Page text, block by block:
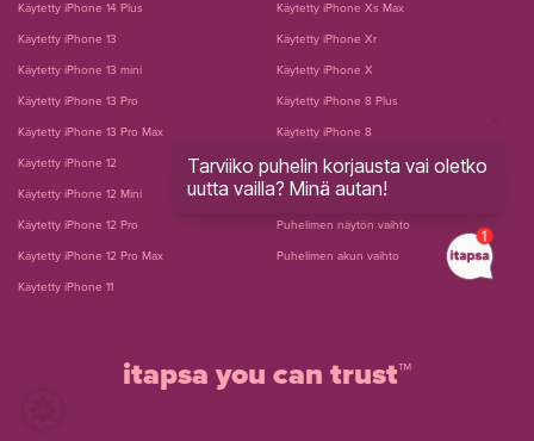
Käytetty iPhone 14 Plus
Käytetty iPhone 13
Käytetty iPhone 13 mini
Käytetty iPhone 13 Pro
Käytetty iPhone 13 Pro Max
Käytetty iPhone 12
Käytetty iPhone 12 Mini
Käytetty iPhone 12 Pro
Käytetty iPhone 12 Pro Max
Käytetty iPhone 11
Käytetty iPhone Xs Max
Käytetty iPhone Xr
Käytetty iPhone X
Käytetty iPhone 8 Plus
Käytetty iPhone 8
Käytetty iPhone 7 Plus
Käytetty iPhone 7
Puhelimen näytön vaihto
Puhelimen akun vaihto
itapsa you can trust™
Tarviiko puhelin korjausta vai oletko
uutta vailla? Minä autan!